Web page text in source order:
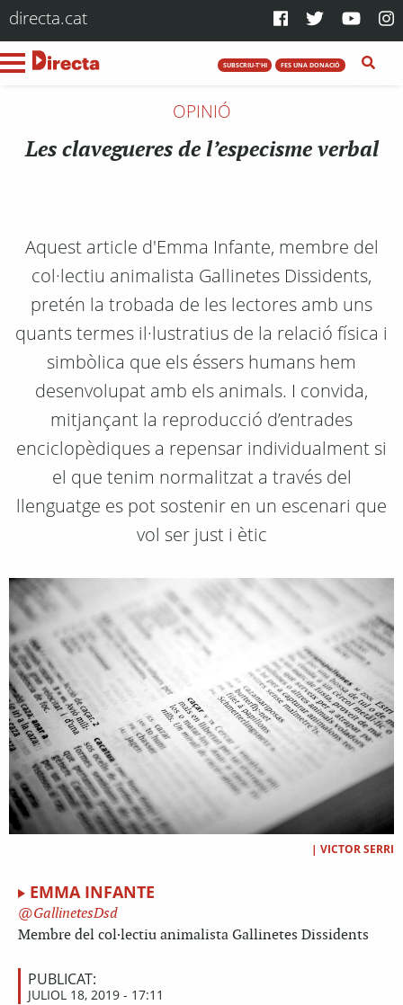
directa.cat
SUBSCRIU-T'HI FES UNA DONACIÓ
OPINIÓ
Les clavegueres de l’especisme verbal
Aquest article d'Emma Infante, membre del
col·lectiu animalista Gallinetes Dissidents,
pretén la trobada de les lectores amb uns
quants termes il·lustratius de la relació física i
simbòlica que els éssers humans hem
desenvolupat amb els animals. I convida,
mitjançant la reproducció d’entrades
enciclopèdiques a repensar individualment si
el que tenim normalitzat a través del
llenguatge es pot sostenir en un escenari que
vol ser just i ètic
| VICTOR SERRI
EMMA INFANTE
GallinetesDsd
Membre del col·lectiu animalista Gallinetes Dissidents
PUBLICAT:
JULIOL 18, 2019 - 17:11